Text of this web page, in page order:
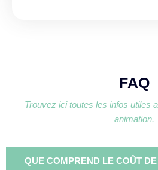
FAQ
Trouvez ici toutes les infos utiles
animation.
QUE COMPREND LE COÛT